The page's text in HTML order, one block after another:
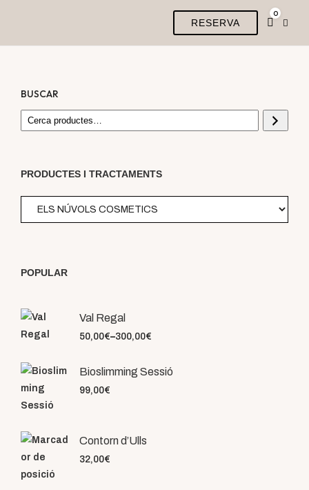
RESERVA
0
BUSCAR
PRODUCTES I TRACTAMENTS
POPULAR
Val Regal
50,00€–300,00€
Bioslimming Sessió
99,00€
Contorn d’Ulls
32,00€